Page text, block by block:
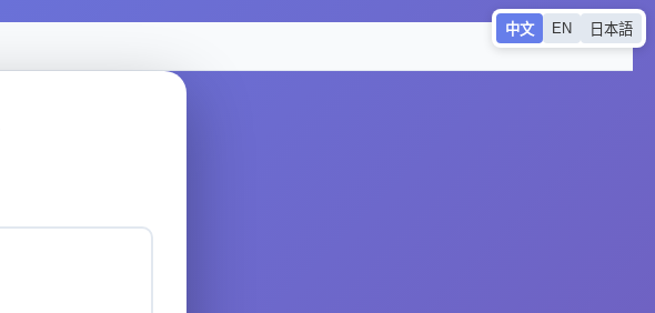
中文 EN 日本語